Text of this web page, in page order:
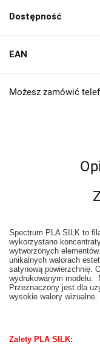
Dostępność
EAN
Możesz zamówić
Spectrum PLA SILK to
wykorzystano
wytworzonych
unikalnych walorach
satynową powierzchnię.
wydrukowanym modelu.
Przeznaczony jest dla
wysokie walory wizualne.
Zalety PLA SILK: